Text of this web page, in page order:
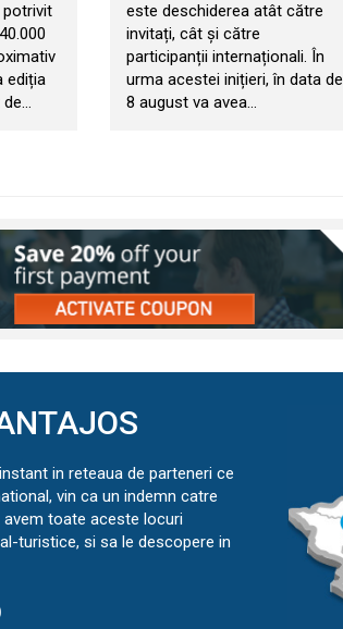
potrivit
ediția
de…
este deschiderea atât către
invitați, cât și către
participanții internaționali. În
urma acestei inițieri, în data de
8 august va avea…
in reteaua de parteneri ce
vin ca un indemn catre
toate aceste locuri
turistice, si sa le descopere in